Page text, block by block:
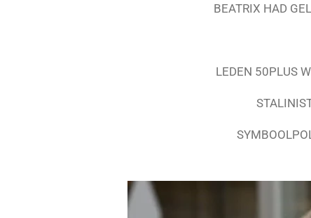
BEATRIX HAD
LEDEN 50PLUS